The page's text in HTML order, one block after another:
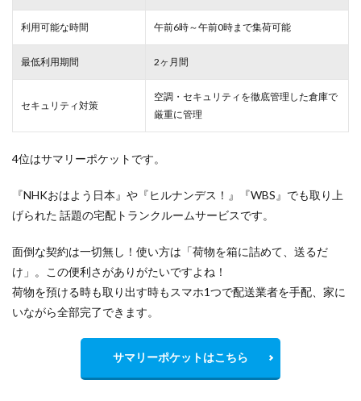
利用可能な時間 午前6時～午前0時まで集荷可能
最低利用期間 2ヶ月間
セキュリティ対策
空調・セキュリティを徹底管理した倉庫で
厳重に管理
4位はサマリーポケットです。
『NHKおはよう日本』や『ヒルナンデス！』『WBS』でも取り上
げられた 話題の宅配トランクルームサービスです。
面倒な契約は一切無し！使い方は「荷物を箱に詰めて、送るだ
け」。この便利さがありがたいですよね！
荷物を預ける時も取り出す時もスマホ1つで配送業者を手配、家に
いながら全部完了できます。
サマリーポケットはこちら